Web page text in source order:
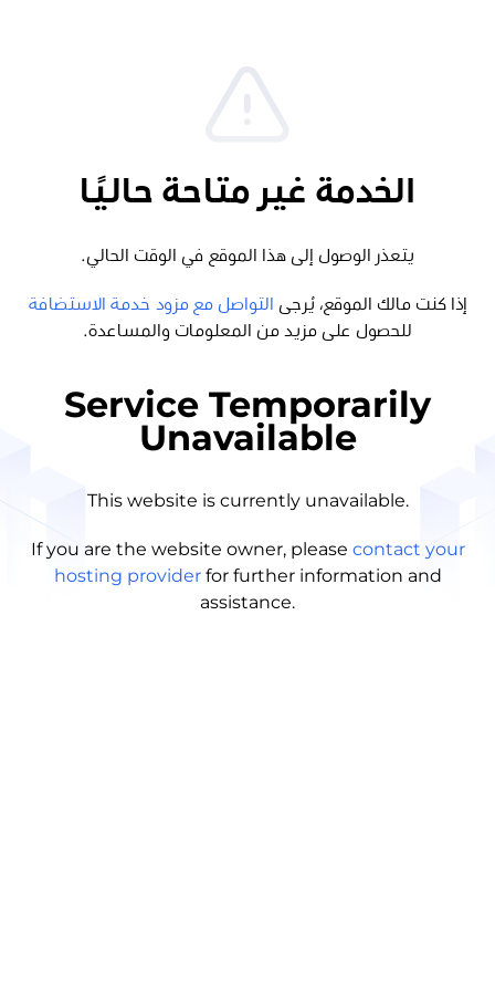
الخدمة غير متاحة حاليًا
يتعذر الوصول إلى هذا الموقع في الوقت الحالي.
إذا كنت مالك الموقع، يُرجى
التواصل مع مزود خدمة الاستضافة
للحصول على مزيد من المعلومات والمساعدة.
Service Temporarily
Unavailable
This website is currently unavailable.
If you are the website owner, please contact your
hosting provider for further information and
assistance.